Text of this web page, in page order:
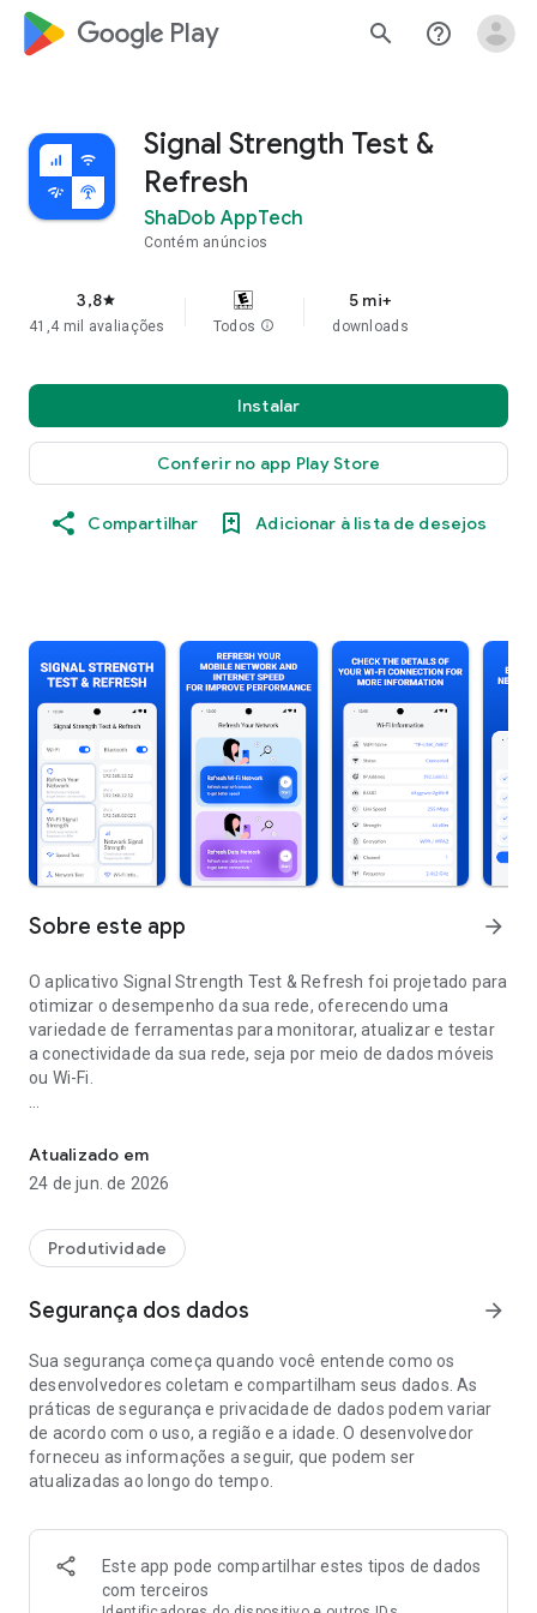
google_logo Play search help_outline
Signal Strength Test &
Refresh
ShaDob AppTech
Contém anúncios
3,8star
41,4 mil avaliações Todos info
5 mi+
downloads
Instalar
Conferir no app Play Store
Compartilhar Adicionar à lista de desejos
Sobre este app arrow_forward
O aplicativo Signal Strength Test & Refresh foi projetado para
otimizar o desempenho da sua rede, oferecendo uma
variedade de ferramentas para monitorar, atualizar e testar
a conectividade da sua rede, seja por meio de dados móveis
ou Wi-Fi.
1) Atualização de rede
• Resolva manualmente problemas de conectividade
simples e passo a passo facilitam o processo.
• Visualize a intensidade do sinal Wi-Fi com um medidor tipo
• Avalie a qualidade do sinal com classificações como
Regular, Bom e Excelente.
• Veja informações detalhadas sobre redes Wi-Fi disponíveis,
incluindo:
- Força do sinal
-BSID
- Número do canal
- Frequência
3) Teste de velocidade da Internet
Atualizado em
24 de jun. de 2026
Produtividade
Segurança dos dados arrow_forward
Sua segurança começa quando você entende como os
desenvolvedores coletam e compartilham seus dados. As
práticas de segurança e privacidade de dados podem variar
de acordo com o uso, a região e a idade. O desenvolvedor
forneceu as informações a seguir, que podem ser
atualizadas ao longo do tempo.
Este app pode compartilhar estes tipos de dados
com terceiros